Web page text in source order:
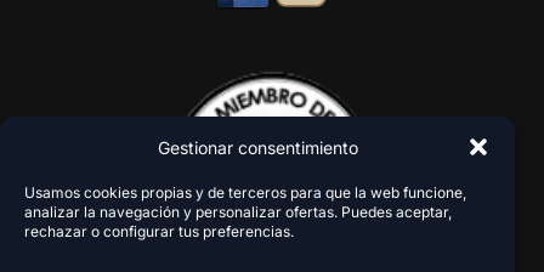
Gestionar consentimiento
Usamos cookies propias y de terceros para que la web funcione,
analizar la navegación y personalizar ofertas. Puedes aceptar,
rechazar o configurar tus preferencias.